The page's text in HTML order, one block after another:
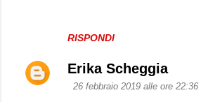
RISPONDI
Erika Scheggia
26 febbraio 2019 alle ore 22:36